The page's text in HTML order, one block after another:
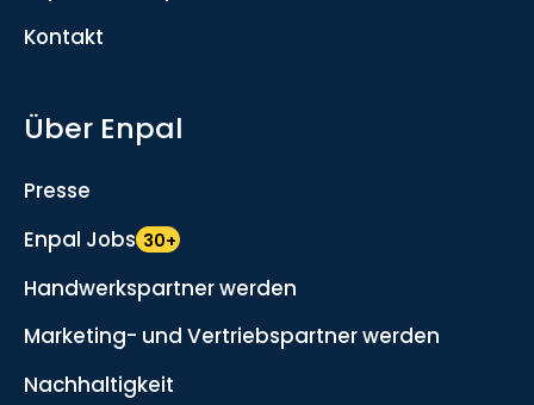
Kontakt
Über Enpal
Presse
Enpal Jobs 30+
Handwerkspartner werden
Marketing- und Vertriebspartner werden
Nachhaltigkeit